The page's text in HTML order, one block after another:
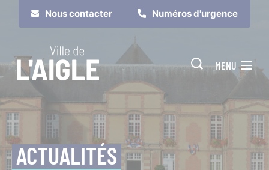
Nous contacter Numéros d'urgence
MENU
ACTUALITÉS
Cookies management panel